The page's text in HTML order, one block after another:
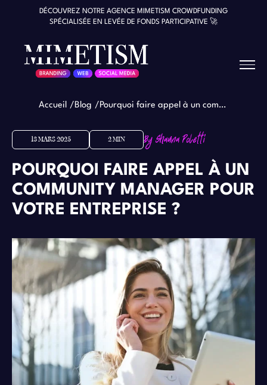
DÉCOUVREZ NOTRE AGENCE MIMETISM CROWDFUNDING
SPÉCIALISÉE EN LEVÉE DE FONDS PARTICIPATIVE 🚀
Accueil Blog Pourquoi faire appel à un community manager pour votre entreprise ?
13 MARS 2025 2 MIN
POURQUOI FAIRE APPEL À UN
COMMUNITY MANAGER POUR
VOTRE ENTREPRISE ?